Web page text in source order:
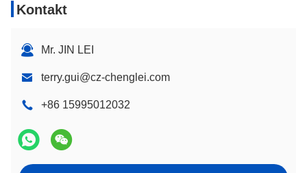
Kontakt
Mr. JIN LEI
terry.gui@cz-chenglei.com
+86 15995012032